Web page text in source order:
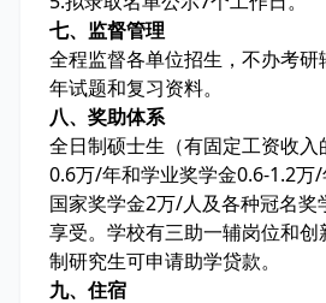
七、监督管理
全程监督各单位招生，不办考
年试题和复习资料。
八、奖助体系
全日制硕士生（有固定工资收入
0.6万/年和学业奖学金0.6-1.2万
国家奖学金2万/人及各种冠名奖
享受。学校有三助一辅岗位和创
制研究生可申请助学贷款。
九、住宿